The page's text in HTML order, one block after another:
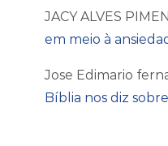
JACY ALVES
em meio à
Jose Edimario
Bíblia nos diz